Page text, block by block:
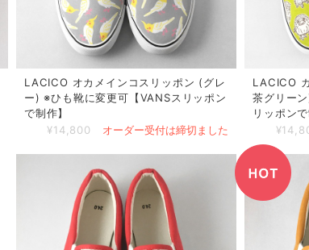
LACICO オカメインコスリッポン (グレ
ー) ※ひも靴に変更可【VANSスリッポン
で制作】
¥14,800
オーダー受付は締切ました
LACICO
茶グリー
リッポンで